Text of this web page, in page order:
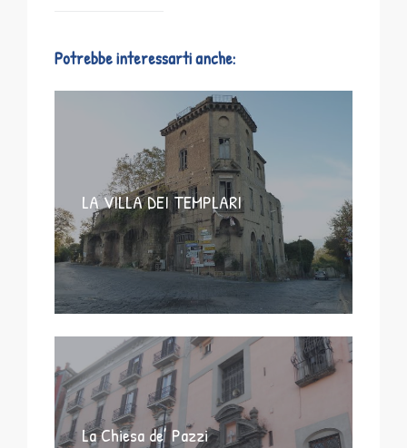
Potrebbe interessarti anche:
LA VILLA DEI TEMPLARI
La Chiesa de’ Pazzi